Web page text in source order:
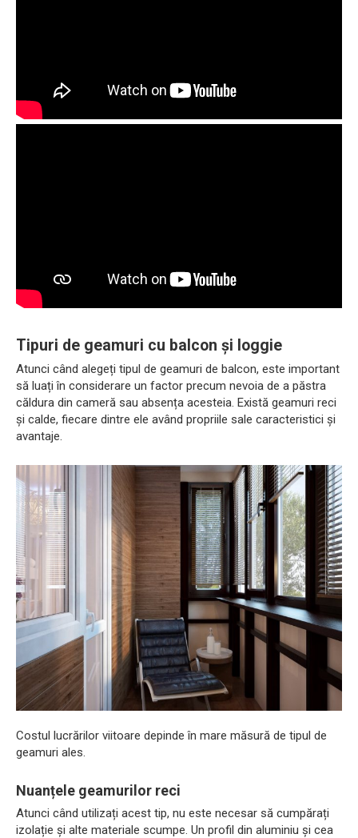
Tipuri de geamuri cu balcon și loggie
Atunci când alegeți tipul de geamuri de balcon, este important
să luați în considerare un factor precum nevoia de a păstra
căldura din cameră sau absența acesteia. Există geamuri reci
și calde, fiecare dintre ele având propriile sale caracteristici și
avantaje.
Costul lucrărilor viitoare depinde în mare măsură de tipul de
geamuri ales.
Nuanțele geamurilor reci
Atunci când utilizați acest tip, nu este necesar să cumpărați
izolație și alte materiale scumpe. Un profil din aluminiu și cea